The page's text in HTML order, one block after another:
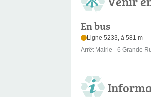
En bus
Ligne 5233, à 581 m
Arrêt Mairie - 6 Grande